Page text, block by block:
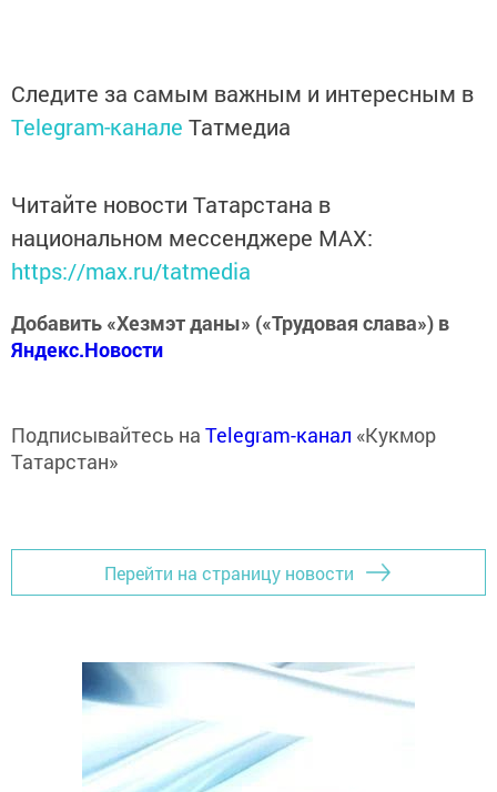
Следите за самым важным и интересным в
Telegram-канале Татмедиа
Читайте новости Татарстана в
национальном мессенджере MАХ:
https://max.ru/tatmedia
Добавить «Хезмэт даны» («Трудовая слава») в
Яндекс.Новости
Подписывайтесь на Telegram-канал «Кукмор
Татарстан»
Перейти на страницу новости